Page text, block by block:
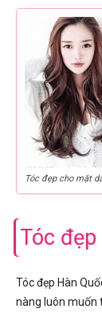
Tóc đẹp cho mặt
Tóc đẹp
Tóc đẹp Hàn
nàng luôn muốn